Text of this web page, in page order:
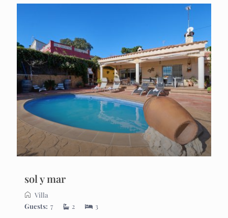
sol y mar
Villa
Guests: 7 2 3